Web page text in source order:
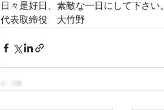
日々是好日、素敵な一日にして下さい。
代表取締役　大竹野